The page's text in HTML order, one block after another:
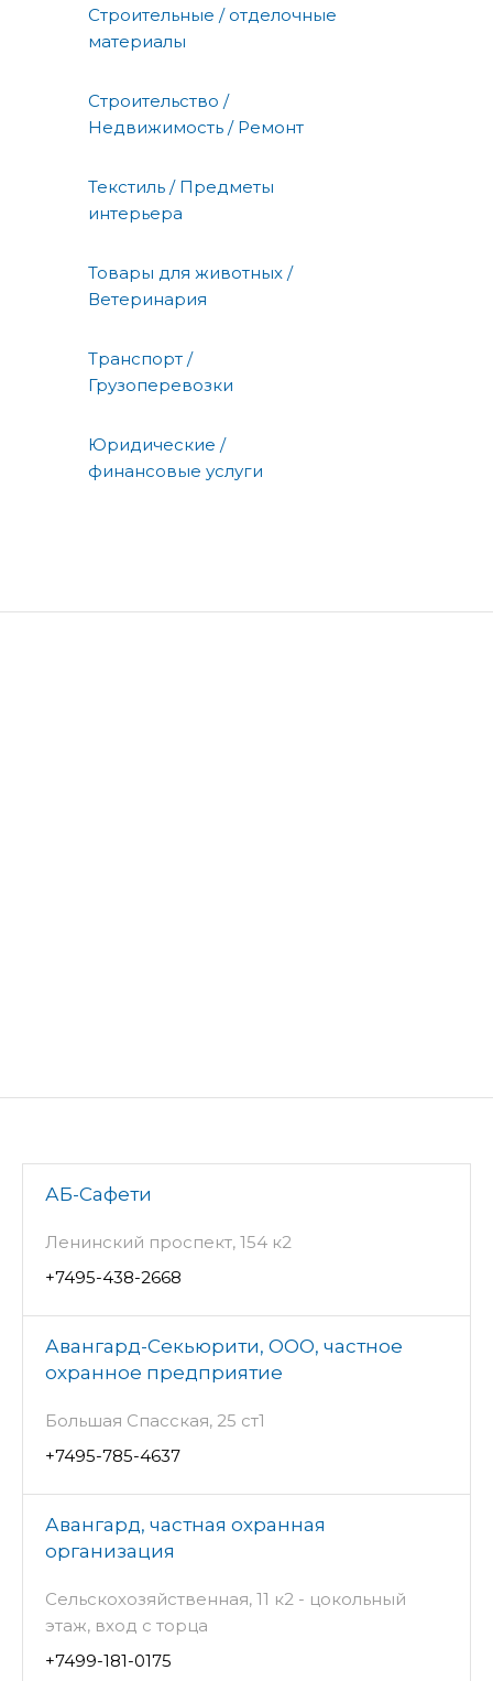
Строительные / отделочные
материалы
Строительство /
Недвижимость / Ремонт
Текстиль / Предметы
интерьера
Товары для животных /
Ветеринария
Транспорт /
Грузоперевозки
Юридические /
финансовые услуги
АБ-Сафети
Ленинский проспект, 154 к2
+7495-438-2668
Авангард-Секьюрити, ООО, частное
охранное предприятие
Большая Спасская, 25 ст1
+7495-785-4637
Авангард, частная охранная
организация
Сельскохозяйственная, 11 к2 - цокольный
этаж, вход с торца
+7499-181-0175